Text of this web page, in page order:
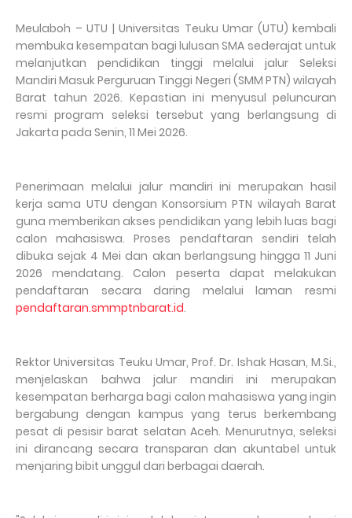
Meulaboh – UTU | Universitas Teuku Umar (UTU) kembali
membuka kesempatan bagi lulusan SMA sederajat untuk
melanjutkan pendidikan tinggi melalui jalur Seleksi
Mandiri Masuk Perguruan Tinggi Negeri (SMM PTN) wilayah
Barat tahun 2026. Kepastian ini menyusul peluncuran
resmi program seleksi tersebut yang berlangsung di
Jakarta pada Senin, 11 Mei 2026.
Penerimaan melalui jalur mandiri ini merupakan hasil
kerja sama UTU dengan Konsorsium PTN wilayah Barat
guna memberikan akses pendidikan yang lebih luas bagi
calon mahasiswa. Proses pendaftaran sendiri telah
dibuka sejak 4 Mei dan akan berlangsung hingga 11 Juni
2026 mendatang. Calon peserta dapat melakukan
pendaftaran secara daring melalui laman resmi
pendaftaran.smmptnbarat.id.
Rektor Universitas Teuku Umar, Prof. Dr. Ishak Hasan, M.Si.,
menjelaskan bahwa jalur mandiri ini merupakan
kesempatan berharga bagi calon mahasiswa yang ingin
bergabung dengan kampus yang terus berkembang
pesat di pesisir barat selatan Aceh. Menurutnya, seleksi
ini dirancang secara transparan dan akuntabel untuk
menjaring bibit unggul dari berbagai daerah.